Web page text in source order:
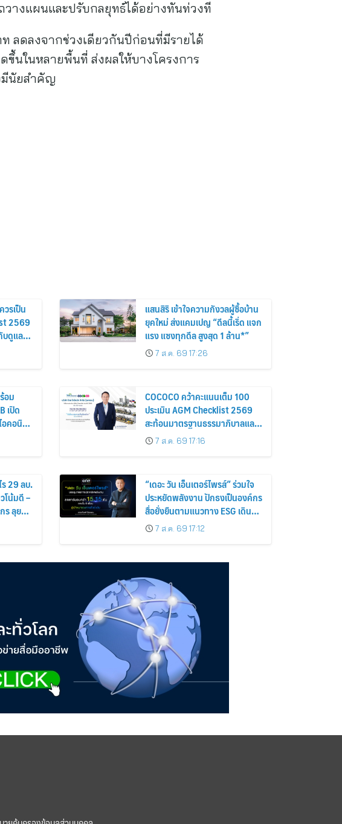
างแผนและปรับกลยุทธ์ได้อย่างทันท่วงที
ลดลงจากช่วงเดียวกันปีก่อนที่มีรายได้
ขึ้นในหลายพื้นที่ ส่งผลให้บางโครงการ
มีนัยสำคัญ
รเป็น
2569
บดูแล
แสนสิริ เข้าใจความกังวลผู้ซื้อบ้าน
ยุคใหม่ ส่งแคมเปญ “ดีลนี้เริ่ด แจก
แรง แซงทุกดีล สูงสุด 1 ล้าน*”
7 ส.ค. 69 17:26
อม
เปิด
คอนิก
ม 7
COCOCO คว้าคะแนนเต็ม 100
ประเมิน AGM Checklist 2569
สะท้อนมาตรฐานธรรมาภิบาลและ
การกำกับดูแลกิจการที่ดี
7 ส.ค. 69 17:16
29 ลบ.
โน้มดี –
ร ลุย
ขยาย
“เดอะ วัน เอ็นเตอร์ไพรส์” ร่วมใจ
ประหยัดพลังงาน ปักธงเป็นองค์กร
สื่อยั่งยืนตามแนวทาง ESG เดิน
หน้าลดคาร์บอนกว่า 15.15 ตัน
ภายใน 6 เดือน
7 ส.ค. 69 17:12